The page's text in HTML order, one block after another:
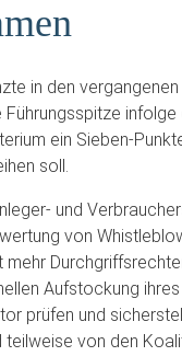
in den
ein Sieben-
soll.
und
von
Aufstockung
prüfen und
von den